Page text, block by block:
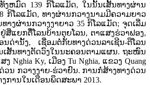
ງ​ຫມົດ 139 ກິ​ໂລ​ແມັດ, ໃນ​ນັ້ນ​ເສັ້ນ​ທາງ​ຜ່ານ​
ກິ​ໂລ​ແມັດ, ທາງ​ຜ່ານ​ກວາງ​ນາມ​ມີ​ຄວາມ​ຍາວ
າງ​ຜ່ານ​ກວາງ​ງາ​ຍາວ 35 ກິ​ໂລ​ແມັດ; ຈຸດ​ເລີ່ມ​
ສີ່​ແຍກ​ຕື໋​ໂລນ​ບ້ານ​ຕຸຍ​ໂລນ, ຕາ​ແສງ​ຮ່​ວາ​ຟອງ,
ດ່າ​ນັ້ງ, ເຊື່ອມ​ຕໍ່​ກັບ​ທາງ​ດ່ວນ​ລາ​ເຊີນ-​ຕື​ໂລນ
ສັ້ນ​ທາງ​ຕັດ​ວົງ​ໃນ​ນະ​ຄອນ​ຕາມ​ແຜນ. ຖະໜົນ
Nghia Ky, ເມືອງ Tu Nghia, ແຂວງ Quang
ວນ ກວາງງາຍ-ຮ່ວາຢົນ. ການກໍ່ສ້າງທາງດ່ວນ
ງການໃນເດືອນພຶດສະພາ 2013.